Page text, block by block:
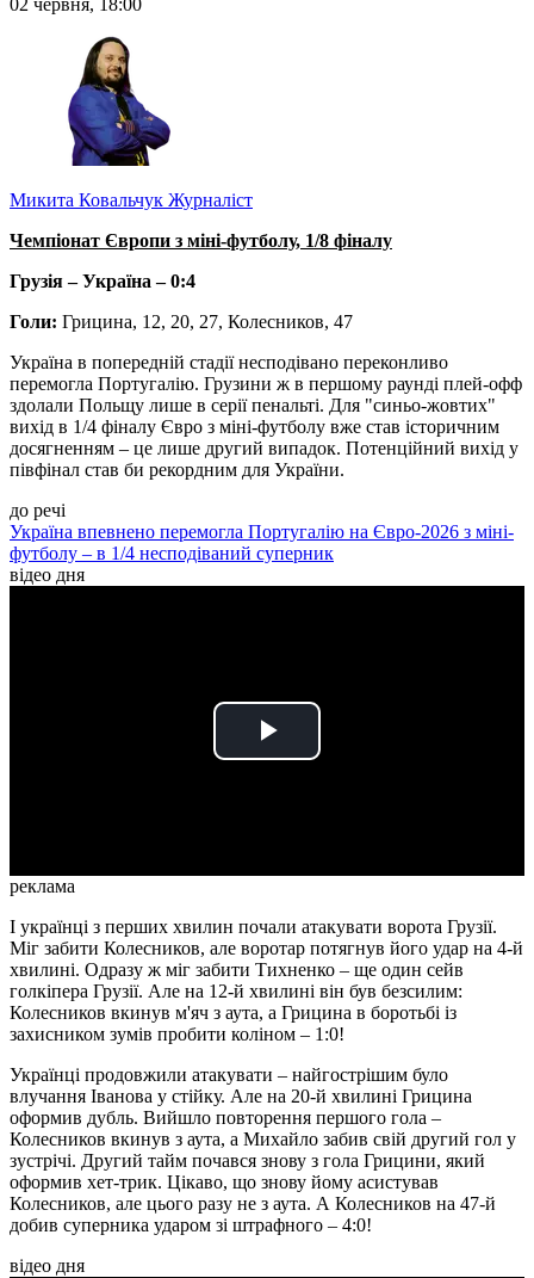
02 червня, 18:00
Микита Ковальчук Журналіст
Чемпіонат Європи з міні-футболу, 1/8 фіналу
Грузія – Україна – 0:4
Голи: Грицина, 12, 20, 27, Колесников, 47
Україна в попередній стадії несподівано переконливо
перемогла Португалію. Грузини ж в першому раунді плей-офф
здолали Польщу лише в серії пенальті. Для "синьо-жовтих"
вихід в 1/4 фіналу Євро з міні-футболу вже став історичним
досягненням – це лише другий випадок. Потенційний вихід у
півфінал став би рекордним для України.
до речі
Україна впевнено перемогла Португалію на Євро-2026 з міні-
футболу – в 1/4 несподіваний суперник
відео дня
Play
реклама
І українці з перших хвилин почали атакувати ворота Грузії.
Міг забити Колесников, але воротар потягнув його удар на 4-й
хвилині. Одразу ж міг забити Тихненко – ще один сейв
голкіпера Грузії. Але на 12-й хвилині він був безсилим:
Колесников вкинув м'яч з аута, а Грицина в боротьбі із
захисником зумів пробити коліном – 1:0!
Українці продовжили атакувати – найгострішим було
влучання Іванова у стійку. Але на 20-й хвилині Грицина
оформив дубль. Вийшло повторення першого гола –
Колесников вкинув з аута, а Михайло забив свій другий гол у
зустрічі. Другий тайм почався знову з гола Грицини, який
оформив хет-трик. Цікаво, що знову йому асистував
Колесников, але цього разу не з аута. А Колесников на 47-й
добив суперника ударом зі штрафного – 4:0!
відео дня